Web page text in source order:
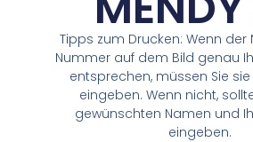
Tipps zum Drucken: Wenn
Nummer auf dem Bild genau
entsprechen, müssen Sie
eingeben. Wenn nicht,
gewünschten Namen und
eingeben.